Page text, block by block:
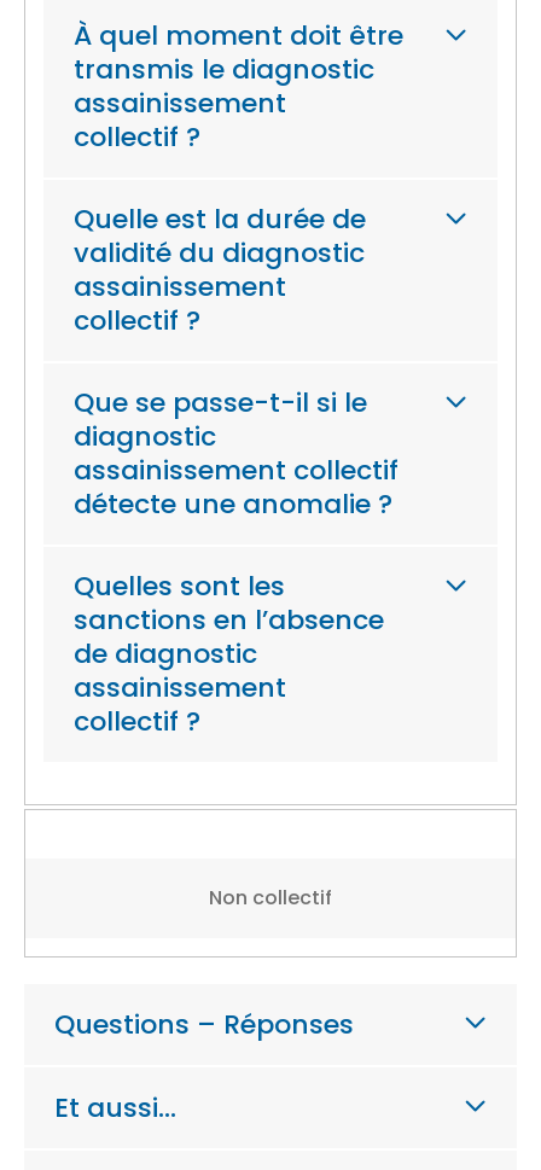
À quel moment doit être
transmis le diagnostic
assainissement
collectif ?
Quelle est la durée de
validité du diagnostic
assainissement
collectif ?
Que se passe-t-il si le
diagnostic
assainissement collectif
détecte une anomalie ?
Quelles sont les
sanctions en l’absence
de diagnostic
assainissement
collectif ?
Non collectif
Questions – Réponses
Et aussi…